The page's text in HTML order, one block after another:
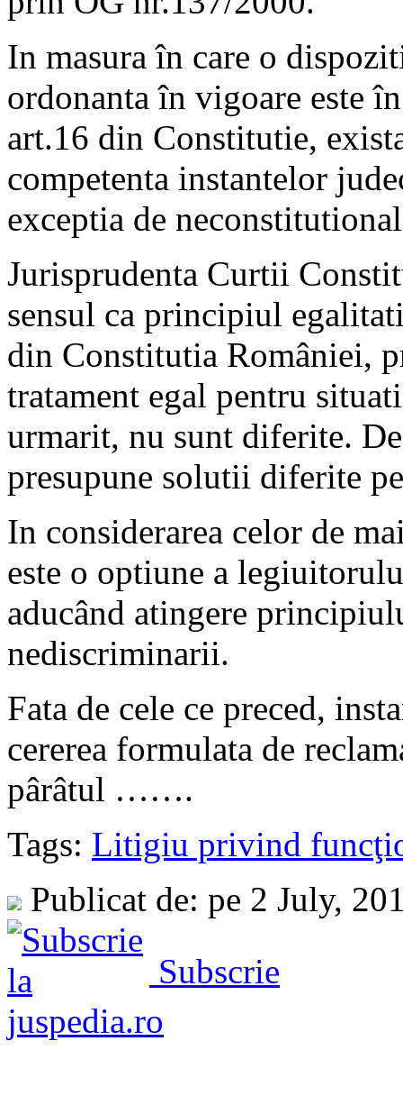
In masura în care o
ordonanta în vigoare este
art.16 din Constitutie,
competenta instantelor
exceptia de
Jurisprudenta Curtii
sensul ca principiul
din Constitutia României,
tratament egal pentru
urmarit, nu sunt diferite.
presupune solutii diferite
In considerarea celor de
este o optiune a
aducând atingere
nediscriminarii.
Fata de cele ce preced,
cererea formulata de
pârâtul …….
Tags: Litigiu privind
Publicat de: pe 2 July,
Subscrie